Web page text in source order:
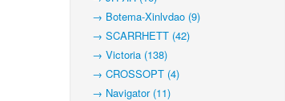
→ Botema-Xinlvdao (9)
→ SCARRHETT (42)
→ Victoria (138)
→ CROSSOPT (4)
→ Navigator (11)